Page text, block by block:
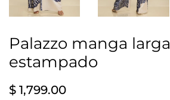
Palazzo manga larga
estampado
Precio
$ 1,799.00